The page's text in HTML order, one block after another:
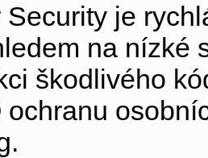
je
na nízké
škodlivého
ochranu